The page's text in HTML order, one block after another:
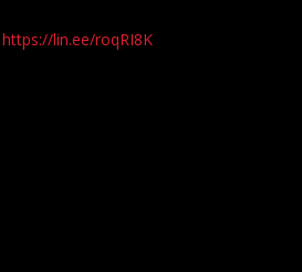
https://lin.ee/roqRI8K